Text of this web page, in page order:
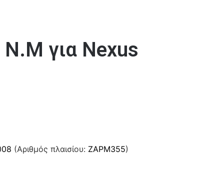
για Nexus
(Αριθμός πλαισίου: ZAPM355)